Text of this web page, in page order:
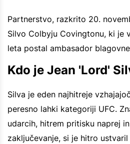
Partnerstvo, razkrito 20.
Silvo Colbyju Covingtonu, ki je
leta postal ambasador
Kdo je Jean 'Lord'
Silva je eden najhitreje
peresno lahki kategoriji UFC.
udarcih, hitrem pritisku naprej
zaključevanje, si je hitro